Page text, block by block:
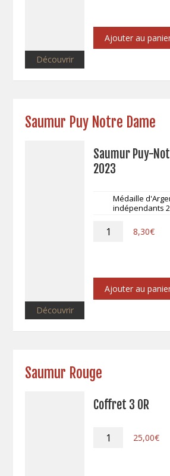
Découvrir
Clos
des
–
Ajouter au
Saumur Puy Notre Dame
Découvrir
Saumur Puy-
2023
Médaille
indépendants
quantité
Dame
-
8,30€
Ajouter au
Saumur Rouge
Coffret 3 OR
quantité
25,00€